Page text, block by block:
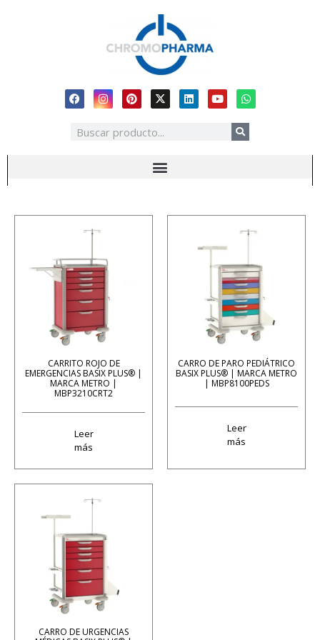
CARRITO ROJO DE
EMERGENCIAS BASIX PLUS® |
MARCA METRO |
MBP3210CRT2
Leer
más
CARRO DE PARO PEDIÁTRICO
BASIX PLUS® | MARCA METRO
| MBP8100PEDS
Leer
más
CARRO DE URGENCIAS